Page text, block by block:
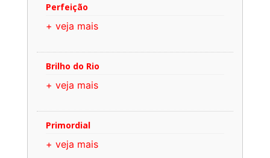
Perfeição
+ veja mais
Brilho do Rio
+ veja mais
Primordial
+ veja mais